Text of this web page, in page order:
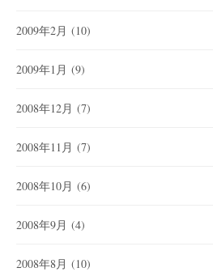
2009年2月 (10)
2009年1月 (9)
2008年12月 (7)
2008年11月 (7)
2008年10月 (6)
2008年9月 (4)
2008年8月 (10)